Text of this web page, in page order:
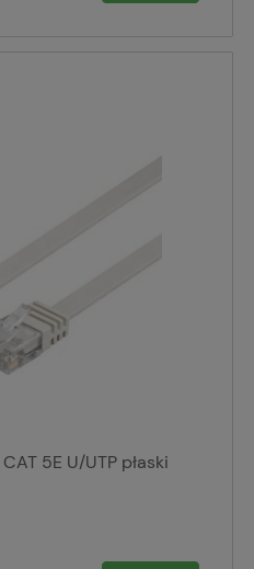
5E U/UTP płaski